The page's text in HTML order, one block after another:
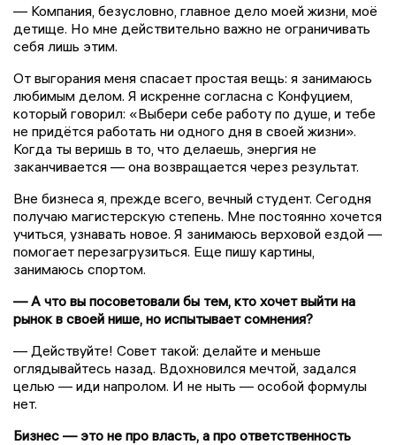
— Компания, безусловно, главное дело моей жизни, моё
детище. Но мне действительно важно не ограничивать
себя лишь этим.
От выгорания меня спасает простая вещь: я занимаюсь
любимым делом. Я искренне согласна с Конфуцием,
который говорил: «Выбери себе работу по душе, и тебе
не придётся работать ни одного дня в своей жизни».
Когда ты веришь в то, что делаешь, энергия не
заканчивается — она возвращается через результат.
Вне бизнеса я, прежде всего, вечный студент. Сегодня
получаю магистерскую степень. Мне постоянно хочется
учиться, узнавать новое. Я занимаюсь верховой ездой —
помогает перезагрузиться. Еще пишу картины,
занимаюсь спортом.
— А что вы посоветовали бы тем, кто хочет выйти на
рынок в своей нише, но испытывает сомнения?
— Действуйте! Совет такой: делайте и меньше
оглядывайтесь назад. Вдохновился мечтой, задался
целью — иди напролом. И не ныть — особой формулы
нет.
Бизнес — это не про власть, а про ответственность